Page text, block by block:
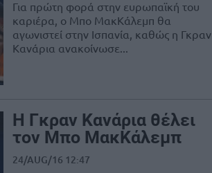
Για πρώτη φορά στην ευρωπαϊκή του
καριέρα, ο Μπο ΜακΚάλεμπ θα
αγωνιστεί στην Ισπανία, καθώς η Γκραν
Κανάρια ανακοίνωσε...
Η Γκραν Κανάρια θέλει
τον Μπο ΜακΚάλεμπ
24/AUG/16 12:47